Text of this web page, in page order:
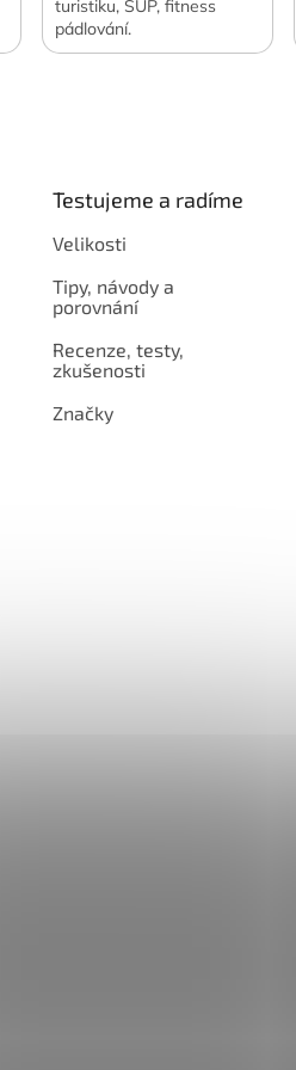
turistiku, SUP, fitness
pádlování.
Testujeme a radíme
Velikosti
Tipy, návody a
porovnání
Recenze, testy,
zkušenosti
Značky